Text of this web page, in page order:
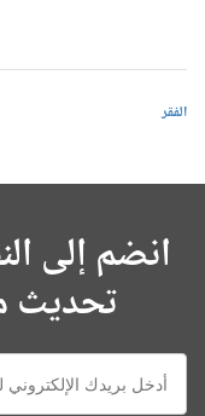
الفقر
انضم إلى
تحديث
E-
mail: